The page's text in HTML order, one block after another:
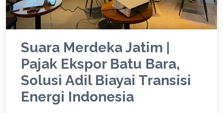
Suara Merdeka Jatim |
Pajak Ekspor Batu Bara,
Solusi Adil Biayai Transisi
Energi Indonesia